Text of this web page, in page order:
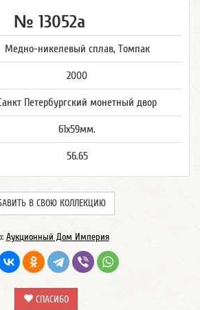
№ 13052а
Медно-никелевый сплав, Томпак
2000
Петербургский монетный двор
61х59мм.
56.65
В СВОЮ КОЛЛЕКЦИЮ
Аукционный Дом Империя
СПАСИБО